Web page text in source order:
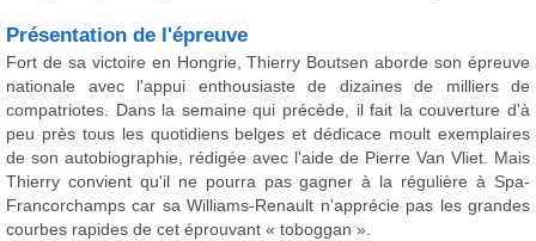
Présentation de l'épreuve
Fort de sa victoire en Hongrie, Thierry Boutsen aborde son épreuve
nationale avec l'appui enthousiaste de dizaines de milliers de
compatriotes. Dans la semaine qui précède, il fait la couverture d'à
peu près tous les quotidiens belges et dédicace moult exemplaires
de son autobiographie, rédigée avec l'aide de Pierre Van Vliet. Mais
Thierry convient qu'il ne pourra pas gagner à la régulière à Spa-
Francorchamps car sa Williams-Renault n'apprécie pas les grandes
courbes rapides de cet éprouvant « toboggan ».